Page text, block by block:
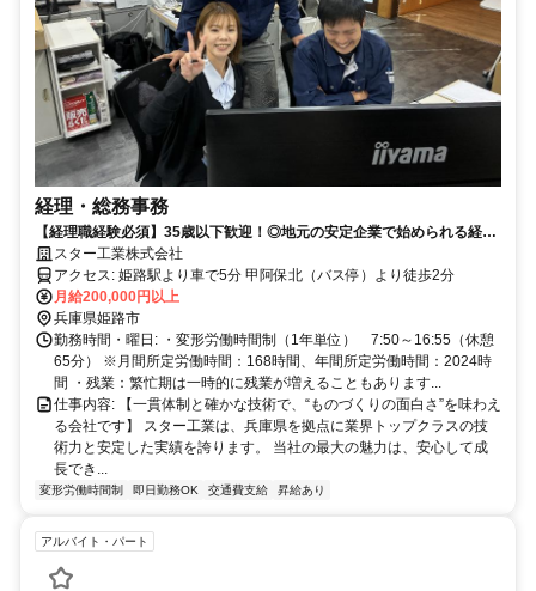
経理・総務事務
【経理職経験必須】35歳以下歓迎！◎地元の安定企業で始められる経
理・総務の事務職！
スター工業株式会社
アクセス: 姫路駅より車で5分 甲阿保北（バス停）より徒歩2分
月給200,000円以上
兵庫県姫路市
勤務時間・曜日: ・変形労働時間制（1年単位） 7:50～16:55（休憩
65分） ※月間所定労働時間：168時間、年間所定労働時間：2024時
間 ・残業：繁忙期は一時的に残業が増えることもあります...
仕事内容: 【一貫体制と確かな技術で、“ものづくりの面白さ”を味わえ
る会社です】 スター工業は、兵庫県を拠点に業界トップクラスの技
術力と安定した実績を誇ります。 当社の最大の魅力は、安心して成
長でき...
変形労働時間制 即日勤務OK 交通費支給 昇給あり
アルバイト・パート